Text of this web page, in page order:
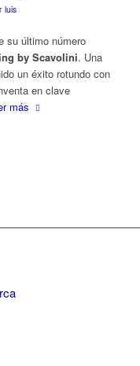
luis
su último número
by Scavolini. Una
un éxito rotundo con
en clave
más